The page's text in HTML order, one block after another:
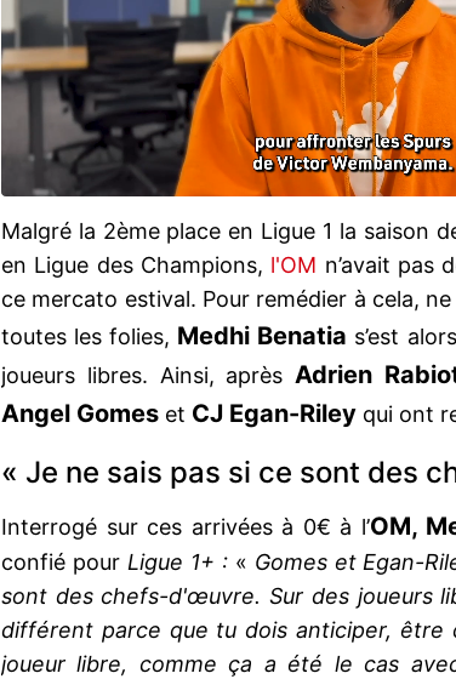
Malgré la 2ème place en Ligue 1 la saison
en Ligue des Champions, l'OM n’avait pas
ce mercato estival. Pour remédier à cela,
toutes les folies, Medhi Benatia s’est
joueurs libres. Ainsi, après Adrien
Angel Gomes et CJ Egan-Riley qui ont
« Je ne sais pas si ce sont des
Interrogé sur ces arrivées à 0€ à l’OM,
confié pour Ligue 1+ :« Gomes et Egan-
sont des chefs-d'œuvre. Sur des joueurs
différent parce que tu dois anticiper, être
joueur libre, comme ça a été le cas